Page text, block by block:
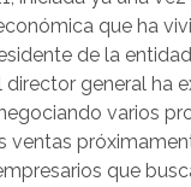
que ha
de la
director general ha
varios
ventas
que